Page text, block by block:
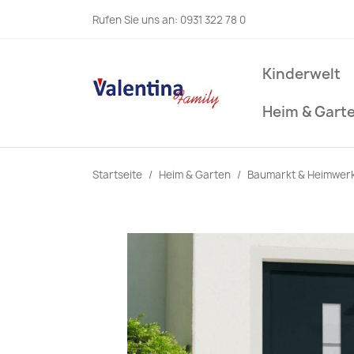
Rufen Sie uns an: 0931 322 78 0
Kinderwelt
Heim &
Startseite Heim & Garten Baumarkt &